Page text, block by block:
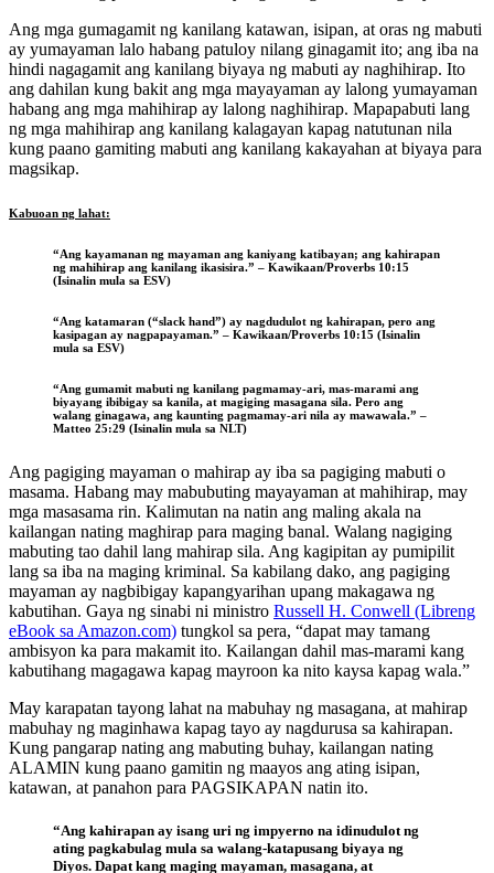
Ang mga gumagamit ng kanilang katawan, isipan, at oras ng mabuti
ay yumayaman lalo habang patuloy nilang ginagamit ito; ang iba na
hindi nagagamit ang kanilang biyaya ng mabuti ay naghihirap. Ito
ang dahilan kung bakit ang mga mayayaman ay lalong yumayaman
habang ang mga mahihirap ay lalong naghihirap. Mapapabuti lang
ng mga mahihirap ang kanilang kalagayan kapag natutunan nila
kung paano gamiting mabuti ang kanilang kakayahan at biyaya para
magsikap.
Kabuoan ng lahat:
“Ang kayamanan ng mayaman ang kaniyang katibayan; ang kahirapan
ng mahihirap ang kanilang ikasisira.” – Kawikaan/Proverbs 10:15
(Isinalin mula sa ESV)
“Ang katamaran (“slack hand”) ay nagdudulot ng kahirapan, pero ang
kasipagan ay nagpapayaman.” – Kawikaan/Proverbs 10:15 (Isinalin
mula sa ESV)
“Ang gumamit mabuti ng kanilang pagmamay-ari, mas-marami ang
biyayang ibibigay sa kanila, at magiging masagana sila. Pero ang
walang ginagawa, ang kaunting pagmamay-ari nila ay mawawala.” –
Matteo 25:29 (Isinalin mula sa NLT)
Ang pagiging mayaman o mahirap ay iba sa pagiging mabuti o
masama. Habang may mabubuting mayayaman at mahihirap, may
mga masasama rin. Kalimutan na natin ang maling akala na
kailangan nating maghirap para maging banal. Walang nagiging
mabuting tao dahil lang mahirap sila. Ang kagipitan ay pumipilit
lang sa iba na maging kriminal. Sa kabilang dako, ang pagiging
mayaman ay nagbibigay kapangyarihan upang makagawa ng
kabutihan. Gaya ng sinabi ni ministro Russell H. Conwell (Libreng
eBook sa Amazon.com) tungkol sa pera, “dapat may tamang
ambisyon ka para makamit ito. Kailangan dahil mas-marami kang
kabutihang magagawa kapag mayroon ka nito kaysa kapag wala.”
May karapatan tayong lahat na mabuhay ng masagana, at mahirap
mabuhay ng maginhawa kapag tayo ay nagdurusa sa kahirapan.
Kung pangarap nating ang mabuting buhay, kailangan nating
ALAMIN kung paano gamitin ng maayos ang ating isipan,
katawan, at panahon para PAGSIKAPAN natin ito.
“Ang kahirapan ay isang uri ng impyerno na idinudulot ng
ating pagkabulag mula sa walang-katapusang biyaya ng
Diyos. Dapat kang maging mayaman, masagana, at